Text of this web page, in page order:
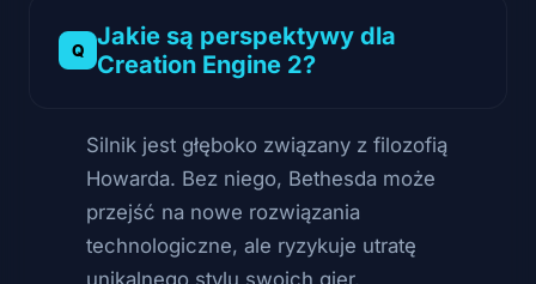
Jakie są perspektywy dla
Creation Engine 2?
Silnik jest głęboko związany z filozofią
Howarda. Bez niego, Bethesda może
przejść na nowe rozwiązania
technologiczne, ale ryzykuje utratę
unikalnego stylu swoich gier.